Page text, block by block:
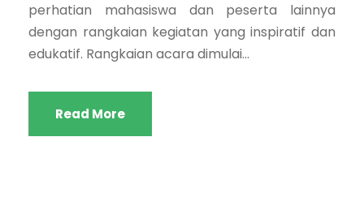
perhatian mahasiswa dan peserta lainnya
dengan rangkaian kegiatan yang inspiratif dan
edukatif. Rangkaian acara dimulai...
Read More